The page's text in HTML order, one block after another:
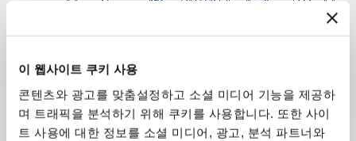
이 웹사이트 쿠키 사용
콘텐츠와 광고를 맞춤설정하고 소셜 미디어 기능을 제공하
며 트래픽을 분석하기 위해 쿠키를 사용합니다. 또한 사이
트 사용에 대한 정보를 소셜 미디어, 광고, 분석 파트너와